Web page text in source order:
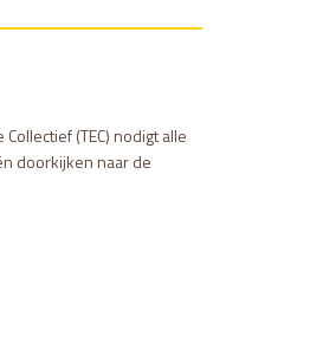
(TEC) nodigt alle
doorkijken naar de